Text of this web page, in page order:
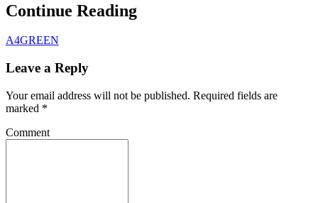
Continue Reading
A4GREEN
Leave a Reply
Your email address will not be published. Required fields are
marked *
Comment